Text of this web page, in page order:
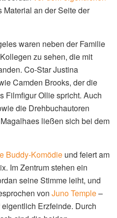
Material an der Seite der
waren neben der Familie
zu sehen, die mit
Co-Star Justina
Camden Brooks, der die
Filmfigur Ollie spricht. Auch
die Drehbuchautoren
ließen sich bei dem
Buddy-Komödie und feiert am
Im Zentrum stehen ein
seine Stimme leiht, und
von Juno Temple–
eigentlich Erzfeinde. Durch